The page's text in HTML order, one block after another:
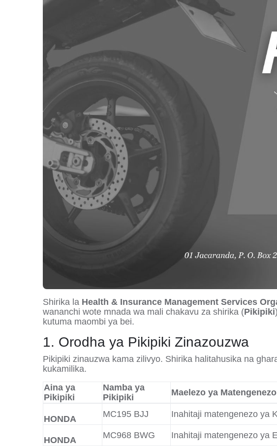
Shirika la Health & Insurance Management Services
wananchi wote mnada wa mali chakavu za shirika (Pikipiki)
kutuma maombi ya bei.
1. Orodha ya Pikipiki Zinazouzwa
Pikipiki zinauzwa kama zilivyo. Shirika halitahusika na
kukamilika.
Aina ya
Pikipiki
Namba ya
Pikipiki
Maelezo ya
HONDA MC195 BJJ Inahitaji matengenezo ya
HONDA MC968 BWG Inahitaji matengenezo ya